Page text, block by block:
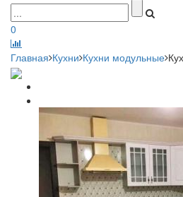
0
Главная Кухни Кухни модульные